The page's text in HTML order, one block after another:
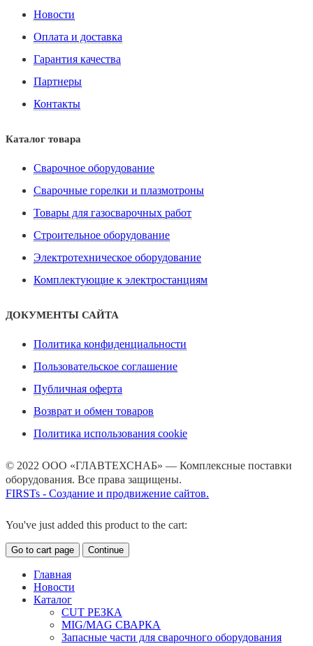
Новости
Оплата и доставка
Гарантия качества
Партнеры
Контакты
Каталог товара
Сварочное оборудование
Сварочные горелки и плазмотроны
Товары для газосварочных работ
Строительное оборудование
Электротехническое оборудование
Комплектующие к электростанциям
ДОКУМЕНТЫ САЙТА
Политика конфиденциальности
Пользовательское соглашение
Публичная оферта
Возврат и обмен товаров
Политика использования cookie
© 2022 ООО «ГЛАВТЕХСНАБ» — Комплексные поставки
оборудования. Все права защищены.
FIRSTs - Создание и продвижение сайтов.
You've just added this product to the cart:
Go to cart page Continue
Главная
Новости
Каталог
CUT РЕЗКА
MIG/MAG СВАРКА
Запасные части для сварочного оборудования